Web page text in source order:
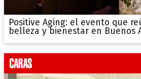
Positive Aging: el evento que
belleza y bienestar en Buenos